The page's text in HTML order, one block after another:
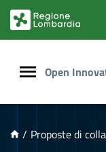
PRINCIPALE
Open
/ Proposte di